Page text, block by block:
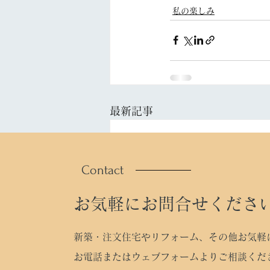
私の楽しみ
最新記事
Contact
お気軽にお問合せくださ
新築・注文住宅やリフォーム、その他お気軽
お電話またはウェブフォームよりご相談くだ